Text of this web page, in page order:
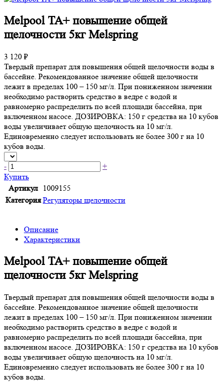
Melpool TA+ повышение общей
щелочности 5кг Melspring
3 120 ₽
Твердый препарат для повышения общей щелочности воды в
бассейне. Рекомендованное значение общей щелочности
лежит в пределах 100 – 150 мг/л. При пониженном значении
необходимо растворить средство в ведре с водой и
равномерно распределить по всей площади бассейна, при
включенном насосе. ДОЗИРОВКА: 150 г средства на 10 кубов
воды увеличивает общую щелочность на 10 мг/л.
Единовременно следует использовать не более 300 г на 10
кубов воды.
-
+
Купить
Артикул
1009155
Категория Регуляторы щелочности
Описание
Характеристики
Melpool TA+ повышение общей
щелочности 5кг Melspring
Твердый препарат для повышения общей щелочности воды в
бассейне. Рекомендованное значение общей щелочности
лежит в пределах 100 – 150 мг/л. При пониженном значении
необходимо растворить средство в ведре с водой и
равномерно распределить по всей площади бассейна, при
включенном насосе. ДОЗИРОВКА: 150 г средства на 10 кубов
воды увеличивает общую щелочность на 10 мг/л.
Единовременно следует использовать не более 300 г на 10
кубов воды.